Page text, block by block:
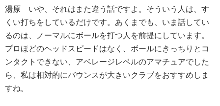
湯原 いや、それはまた違う話ですよ。そういう人は、す
くい打ちをしているだけです。あくまでも、いま話してい
るのは、ノーマルにボールを打つ人を前提にしています。
プロほどのヘッドスピードはなく、ボールにきっちりとコ
ンタクトできない、アベレージレベルのアマチュアでした
ら、私は相対的にバウンスが大きいクラブをおすすめしま
すね。